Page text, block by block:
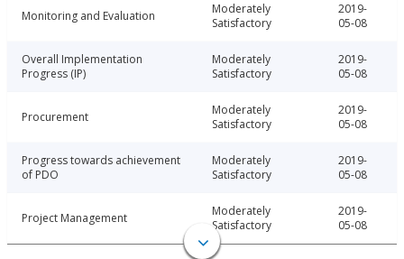
Monitoring and Evaluation
Moderately
Satisfactory
2019-
05-08
Overall Implementation
Progress (IP)
Moderately
Satisfactory
2019-
05-08
Procurement
Moderately
Satisfactory
2019-
05-08
Progress towards achievement
of PDO
Moderately
Satisfactory
2019-
05-08
Project Management
Moderately
Satisfactory
2019-
05-08